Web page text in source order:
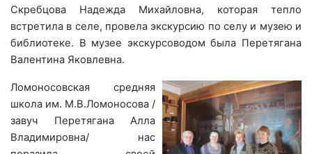
Скребцова Надежда Михайловна, которая тепло
встретила в селе, провела экскурсию по селу и музею и
библиотеке. В музее экскурсоводом была Перетягана
Валентина Яковлевна.
Ломоносовская средняя
школа им. М.В.Ломоносова /
завуч Перетягана Алла
Владимировна/ нас